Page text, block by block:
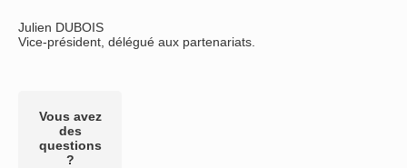
Julien DUBOIS
Vice-président, délégué aux partenariats.
Vous avez
des
questions
?